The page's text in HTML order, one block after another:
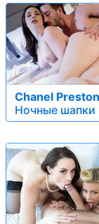
Chanel Preston
Ночные шапки